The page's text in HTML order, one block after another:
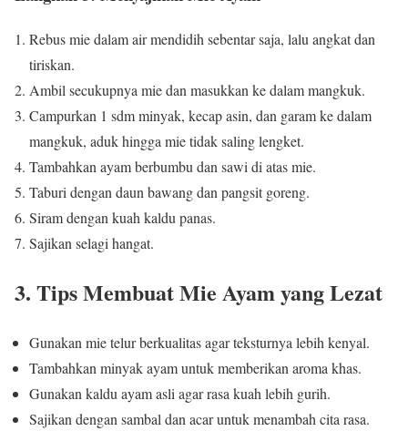
Rebus mie dalam air mendidih sebentar saja, lalu angkat dan
tiriskan.
Ambil secukupnya mie dan masukkan ke dalam mangkuk.
Campurkan 1 sdm minyak, kecap asin, dan garam ke dalam
mangkuk, aduk hingga mie tidak saling lengket.
Tambahkan ayam berbumbu dan sawi di atas mie.
Taburi dengan daun bawang dan pangsit goreng.
Siram dengan kuah kaldu panas.
Sajikan selagi hangat.
3. Tips Membuat Mie Ayam yang Lezat
Gunakan mie telur berkualitas agar teksturnya lebih kenyal.
Tambahkan minyak ayam untuk memberikan aroma khas.
Gunakan kaldu ayam asli agar rasa kuah lebih gurih.
Sajikan dengan sambal dan acar untuk menambah cita rasa.